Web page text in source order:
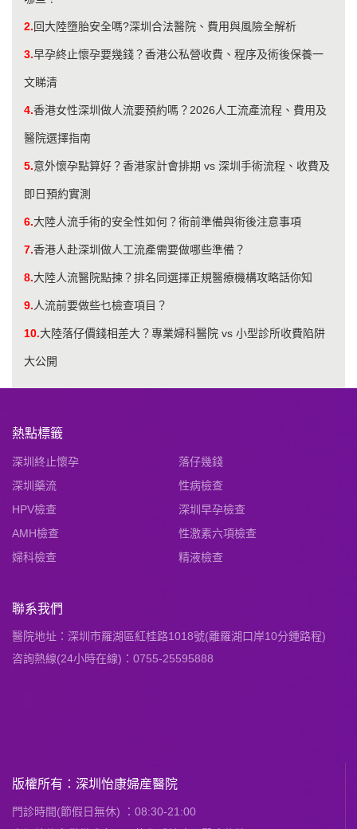
2.回大陸墮胎安全嗎?深圳合法醫院、費用與風險全解析
3.早孕終止懷孕要幾錢？香港公私營收費、程序及術後保養一
文睇清
4.香港女性深圳做人流要預約嗎？2026人工流產流程、費用及
醫院選擇指南
5.意外懷孕點算好？香港家計會排期 vs 深圳手術流程、收費及
即日預約實測
6.​大陸人流手術的安全性如何？術前準備與術後注意事項
7.​香港人赴深圳做人工流產需要做哪些準備？
8.​大陸人流醫院點揀？排名同選擇正規醫療機構攻略話你知
9.人流前要做些乜檢查項目？
10.大陸落仔價錢相差大？專業婦科醫院 vs 小型診所收費陷阱
大公開
熱點標籤
深圳終止懷孕
落仔幾錢
深圳藥流
性病檢查
HPV檢查
深圳早孕檢查
AMH檢查
性激素六項檢查
婦科檢查
精液檢查
聯系我們
醫院地址：深圳市羅湖區紅桂路1018號(離羅湖口岸10分鍾路程)
咨詢熱線(24小時在線)：0755-25595888
版權所有：深圳怡康婦産醫院
門診時間(節假日無休) ：08:30-21:00